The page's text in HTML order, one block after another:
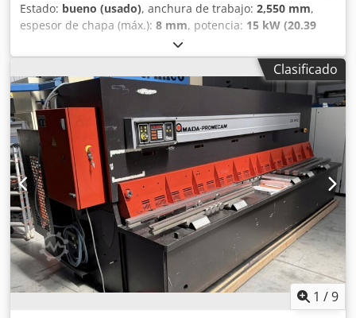
Estado: bueno (usado), anchura de trabajo: 2,550 mm,
espesor de chapa (máx.): 8 mm, potencia: 15 kW (20.39
, Tope trasero con pantalla táctil Máx. espesor de
chapa: 8 mm Máx. ancho de corte: 2550 mm Cantidad: 19
mm Número de carreras: 40 Ajuste del ángulo: 0,5 - 2
grados Longitud del tope trasero: 0 - 1000 mm Número de
sujetadores inferiores: 17 Velocidad de descenso: 200
mm/seg. Dkodpfexdb Eyjx Ai Rjr Potencia: 15 kW Longitud:
3400 mm Anchura: 2300 mm Altura: 2150 mm Peso: 8900
kg Tenga en cuenta: La información en esta página ha sido
recopilada por nosotros según nuestro leal saber y
entender y, en la medida de lo posible, proporcionada por
el fabricante. La información se ofrece de buena fe, pero
no se puede garantizar su exactitud. En consecuencia, no
constituyen ninguna representación o condición
contractual. Le recomendamos verificar todos los detalles
importantes.
Clasificado
1 /9